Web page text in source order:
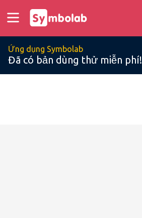
Ứng dụng Symbolab
Đã có bản dùng thử miễn phí!